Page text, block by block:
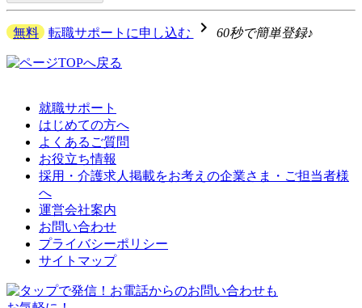
無料 転職サポートに申し込む navigate_next 60秒で簡単登録♪
就職サポート
はじめての方へ
よくあるご質問
お役立ち情報
採用・介護求人掲載をお考えの企業さま・ご担当者様
へ
運営会社案内
お問い合わせ
プライバシーポリシー
サイトマップ